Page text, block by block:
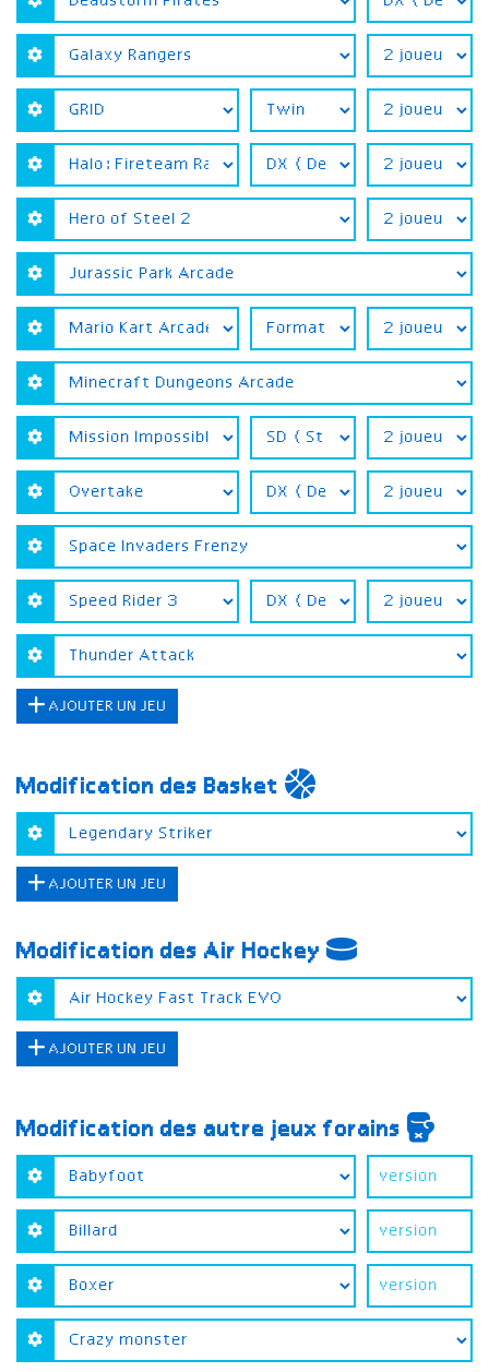
AJOUTER UN JEU
Modification des Basket
AJOUTER UN JEU
Modification des Air Hockey
AJOUTER UN JEU
Modification des autre jeux forains